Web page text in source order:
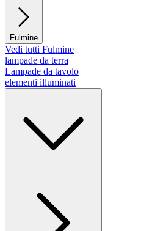
Fulmine
Vedi tutti Fulmine
lampade da terra
Lampade da tavolo
elementi illuminati